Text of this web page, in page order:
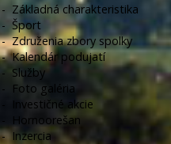
- Základná charakteristika
- Šport
-Združenia zbory spolky
-Kalendár podujatí
- Služby
- Foto galéria
-
Investičné akcie
Hornoorešan
-Inzercia